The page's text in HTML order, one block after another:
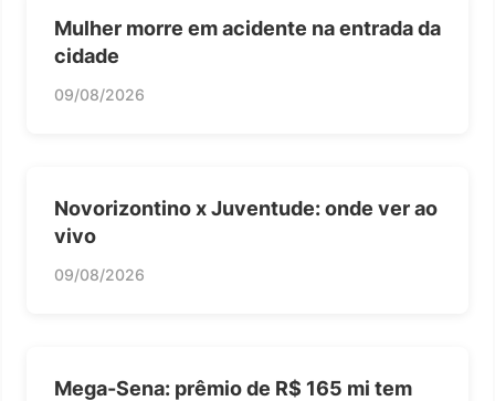
Mulher morre em acidente na entrada da
cidade
09/08/2026
Novorizontino x Juventude: onde ver ao
vivo
09/08/2026
Mega-Sena: prêmio de R$ 165 mi tem